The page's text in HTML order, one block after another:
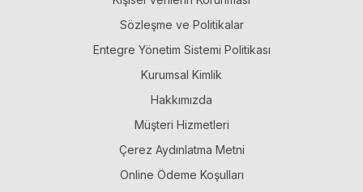
Sözleşme ve Politikalar
Entegre Yönetim Sistemi Politikası
Kurumsal Kimlik
Hakkımızda
Müşteri Hizmetleri
Çerez Aydınlatma Metni
Online Ödeme Koşulları